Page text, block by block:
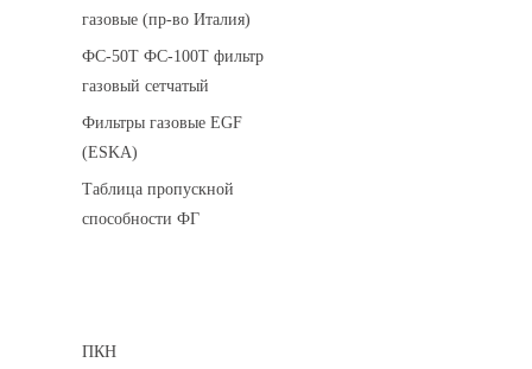
газовые (пр-во Италия)
ФС-50Т ФС-100Т фильтр
газовый сетчатый
Фильтры газовые EGF
(ESKA)
Таблица пропускной
способности ФГ
ПКН